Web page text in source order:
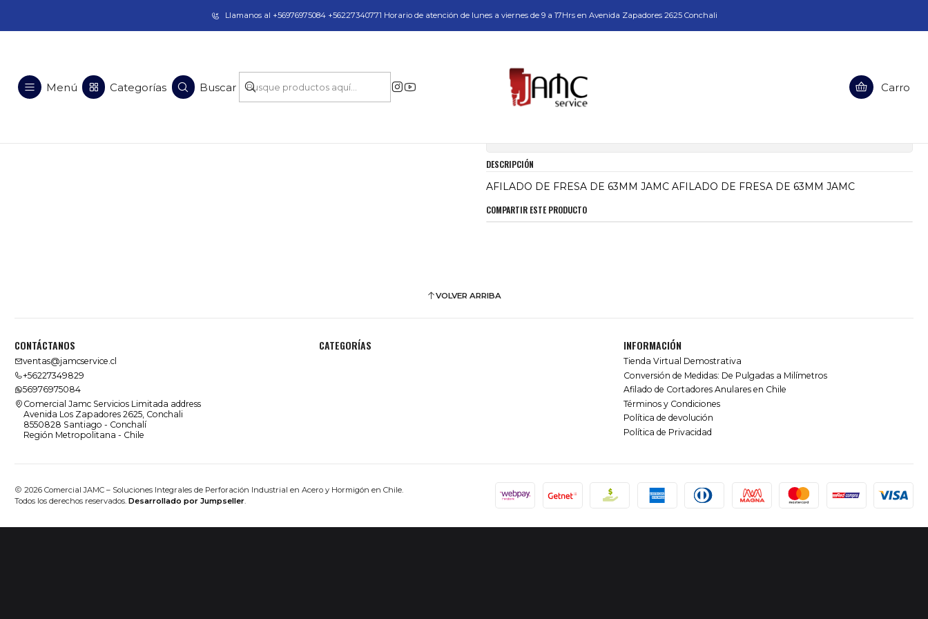
Taladros Magnéticos en Chile | Venta, Arriendo y Servicio Técnico
Menú Categorías Buscar Carro
Llamanos al +56976975084 +56227340771 Horario de atención de lunes a viernes de 9 a 17Hrs en Avenida Zapadores 2625 Conchali
AFILADO DE FRESA DE 63MM JAMC
DESCRIPCIÓN
AFILADO DE FRESA DE 63MM JAMC AFILADO DE FRESA DE 63MM JAMC
COMPARTIR ESTE PRODUCTO
VOLVER ARRIBA
CONTÁCTANOS
ventas@jamcservice.cl
+56227349829
56976975084
Comercial Jamc Servicios Limitada address
Avenida Los Zapadores 2625, Conchali
8550828 Santiago - Conchalí
Región Metropolitana - Chile
CATEGORÍAS INFORMACIÓN
Tienda Virtual Demostrativa
Conversión de Medidas: De Pulgadas a Milímetros
Afilado de Cortadores Anulares en Chile
Términos y Condiciones
Política de devolución
Política de Privacidad
2026 Comercial JAMC – Soluciones Integrales de Perforación Industrial en Acero y Hormigón en Chile.
Todos los derechos reservados. Desarrollado por Jumpseller.